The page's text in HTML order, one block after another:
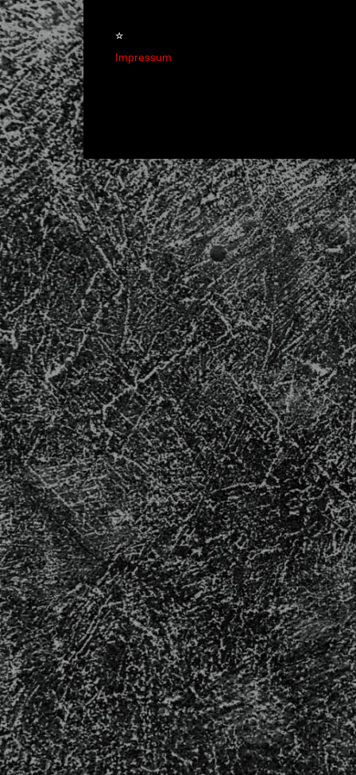
☆
Impressum